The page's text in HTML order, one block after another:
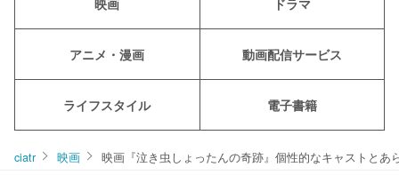
アニメ・漫画 動画配信サービス
ライフスタイル 電子書籍
ciatr 映画 映画『泣き虫しょったんの奇跡』個性的なキャストとあ